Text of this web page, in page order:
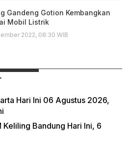
Gandeng Gotion Kembangkan
Mobil Listrik
2022, 08:30 WIB
Hari Ini 06 Agustus 2026,
Keliling Bandung Hari Ini, 6